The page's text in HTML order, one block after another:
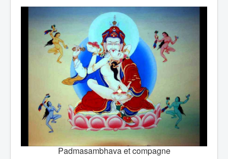
Padmasambhava et compagne